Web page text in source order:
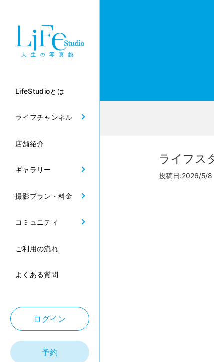
LifeStudioとは
ライフチャンネル
店舗紹介
ギャラリー
撮影プラン・料金
コミュニティ
ご利用の流れ
よくある質問
ログイン
予約
ライフス
投稿日:2026/